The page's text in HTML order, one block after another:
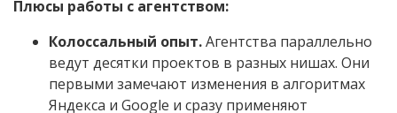
Плюсы работы с агентством:
Колоссальный опыт.Агентства параллельно
ведут десятки проектов в разных нишах. Они
первыми замечают изменения в алгоритмах
Яндекса и Google и сразу применяют